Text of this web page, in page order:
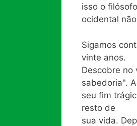
isso o
ocidental
Sigamos
vinte anos.
Descobre no
sabedoria".
seu fim
resto de
sua vida.